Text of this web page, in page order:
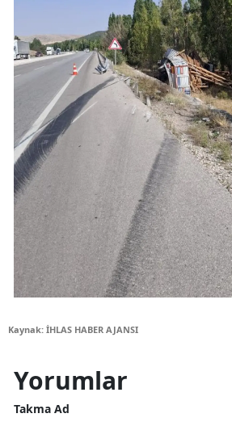
Kaynak: İHLAS HABER AJANSI
Yorumlar
Takma Ad